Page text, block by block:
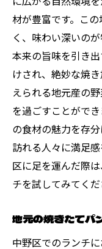
低糖質で
一日分の
ヘルシー
きランチ
地元の健
ランチで巡る
方
地元のガ
地元の料
地域の農
材が豊富です。こ
く、味わい深いの
本来の旨味を引き
けされ、絶妙な焼
えられる地元産の
を過ごすことがで
の食材の魅力を存
訪れる人々に満足
区に足を運んだ際
チを試してみてくだ
地元の焼きたてパ
中野区でのランチ